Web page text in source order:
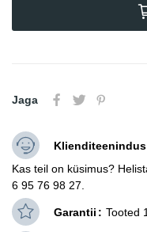
Jaga
Klienditeenindus
Kas teil on küsimus?
6 95 76 98 27.
Garantii Tooted